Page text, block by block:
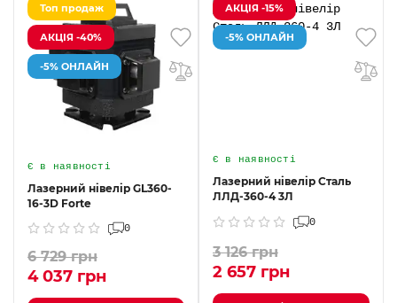
Топ продаж
АКЦІЯ -40%
-5% ОНЛАЙН
Є в наявності
Лазерний нівелір GL360-
16-3D Forte
0
6 729 грн
4 037 грн
АКЦІЯ -15%
-5% ОНЛАЙН
Є в наявності
Лазерний нівелір Сталь
ЛЛД-360-4 3Л
0
3 126 грн
2 657 грн